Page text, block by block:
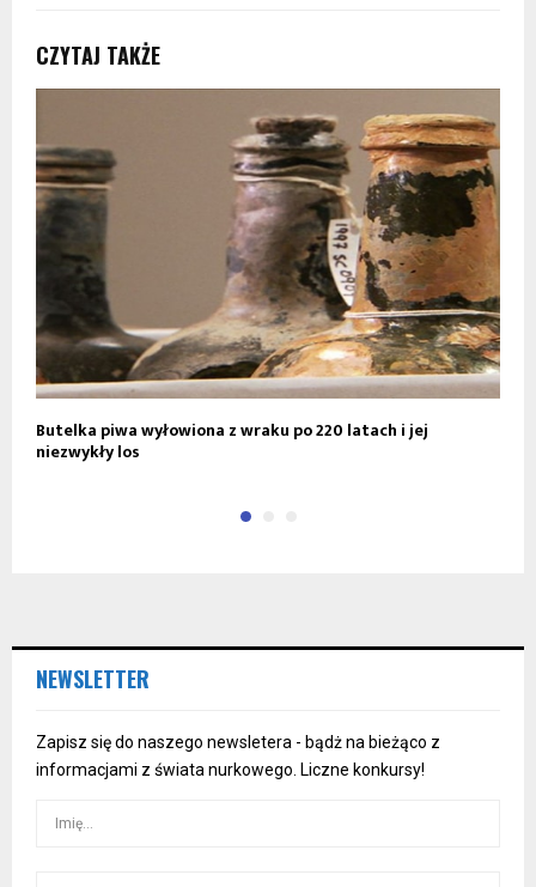
CZYTAJ TAKŻE
Butelka piwa wyłowiona z wraku po 220 latach i jej
niezwykły los
NEWSLETTER
Zapisz się do naszego newsletera - bądż na bieżąco z
informacjami z świata nurkowego. Liczne konkursy!